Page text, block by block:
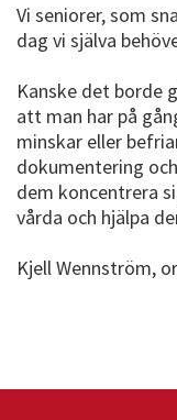
Vi seniorer, som
dag vi själva
Kanske det borde
att man har på
minskar eller
dokumentering
dem koncentrera
vårda och hjälpa
Kjell Wennström,